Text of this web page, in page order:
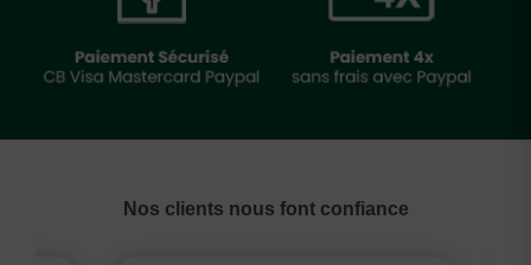
Nos clients nous font confiance